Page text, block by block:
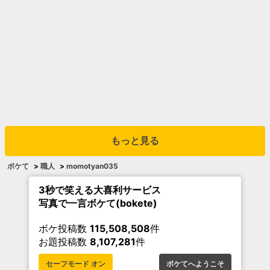
もっと見る
ボケて > 職人 > momotyan035
3秒で笑える大喜利サービス
写真で一言ボケて(bokete)
ボケ投稿数 115,508,508件
お題投稿数 8,107,281件
セーフモード オン ボケてへようこそ